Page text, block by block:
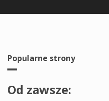
Popularne strony
Od zawsze: